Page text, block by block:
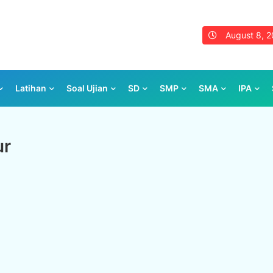
August 8,
Latihan Soal Ujian SD SMP SMA IPA